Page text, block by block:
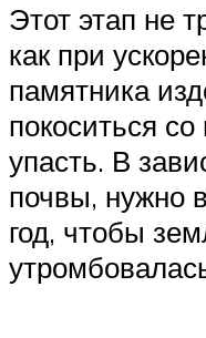
Этот этап не
как при
памятника
покоситься
упасть. В
почвы, нужно
год, чтобы